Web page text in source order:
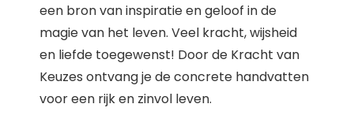
een bron van inspiratie en geloof in de
magie van het leven. Veel kracht, wijsheid
en liefde toegewenst! Door de Kracht van
Keuzes ontvang je de concrete handvatten
voor een rijk en zinvol leven.